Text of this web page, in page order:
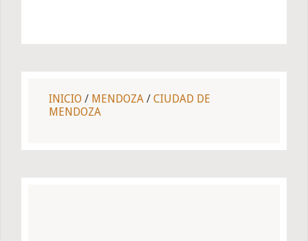
INICIO / MENDOZA / CIUDAD DE
MENDOZA